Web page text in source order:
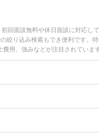
回面談無料や休日面談に対応
絞り込み検索もでき便利です。
用、強みなどが注目されてい
索したい』『初回相談無料で遺